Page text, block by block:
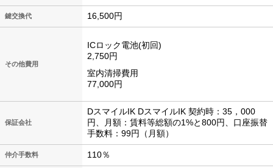
鍵交換代 16,500円
その他費用
ICロック電池(初回)
2,750円
室内清掃費用
77,000円
保証会社
DスマイルIK DスマイルIK 契約時：35，000
円、月額：賃料等総額の1%と800円、口座振替
手数料：99円（月額）
仲介手数料 110％